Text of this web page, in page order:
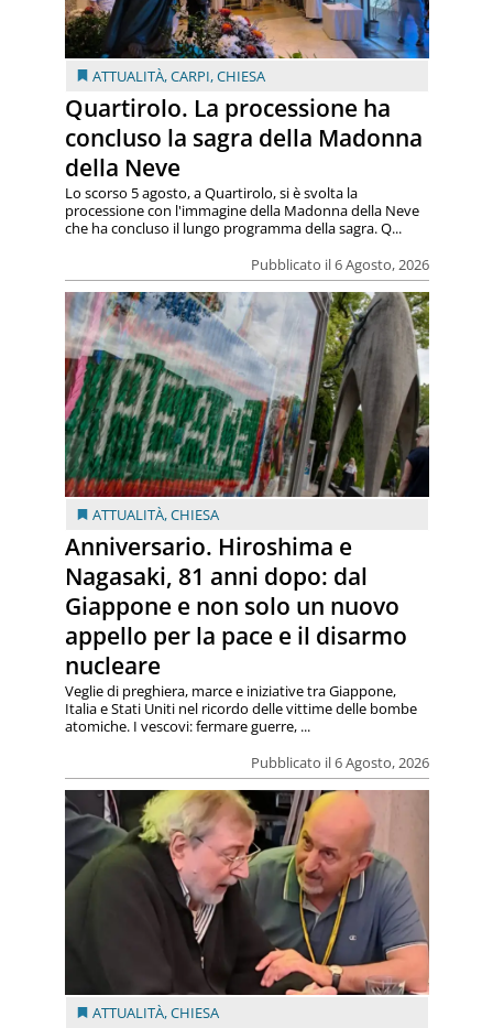
ATTUALITÀ,CARPI,CHIESA
Quartirolo. La processione ha
concluso la sagra della Madonna
della Neve
Pubblicato il 6 Agosto, 2026
Lo scorso 5 agosto, a Quartirolo, si è svolta la
processione con l'immagine della Madonna della Neve
che ha concluso il lungo programma della sagra. Q...
ATTUALITÀ,CHIESA
Anniversario. Hiroshima e
Nagasaki, 81 anni dopo: dal
Giappone e non solo un nuovo
appello per la pace e il disarmo
nucleare
Pubblicato il 6 Agosto, 2026
Veglie di preghiera, marce e iniziative tra Giappone,
Italia e Stati Uniti nel ricordo delle vittime delle bombe
atomiche. I vescovi: fermare guerre, ...
ATTUALITÀ,CHIESA